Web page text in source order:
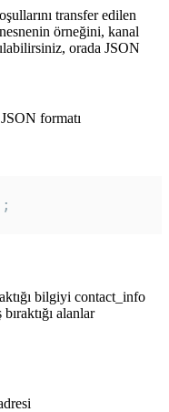
transfer edilen
örneğini, kanal
orada JSON
formatı
bilgiyi contact_info
alanlar